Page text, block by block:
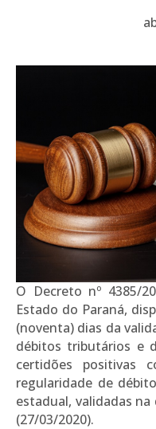
O Decreto nº 4385/
Estado do Paraná,
(noventa) dias da
débitos tributários e
certidões positivas
regularidade de
estadual, validadas
(27/03/2020).